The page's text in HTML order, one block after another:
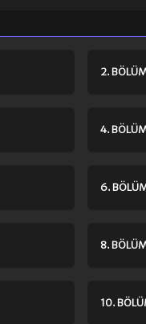
2.
4.
6.
8.
10.